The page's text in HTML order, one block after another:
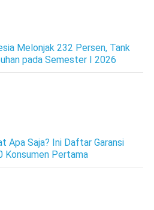
Melonjak 232 Persen, Tank
pada Semester I 2026
Apa Saja? Ini Daftar Garansi
Konsumen Pertama